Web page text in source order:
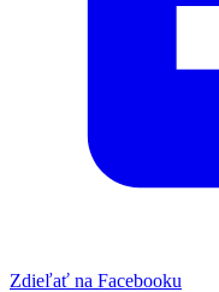
Zdieľať na Facebooku